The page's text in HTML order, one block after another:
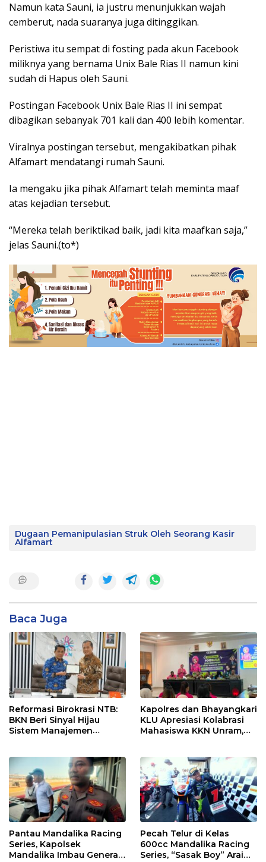
Namun kata Sauni, ia justru menunjukkan wajah
cemberut, nada suaranya juga ditinggikan.
Peristiwa itu sempat di fosting pada akun Facebook
miliknya yang bernama Unix Bale Rias II namun kini
sudah di Hapus oleh Sauni.
Postingan Facebook Unix Bale Rias II ini sempat
dibagikan sebanyak 701 kali dan 400 lebih komentar.
Viralnya postingan tersebut, mengakibatkan pihak
Alfamart mendatangi rumah Sauni.
Ia mengaku jika pihak Alfamart telah meminta maaf
atas kejadian tersebut.
“Mereka telah beriktikad baik, jadi kita maafkan saja,”
jelas Sauni.(to*)
Dugaan Pemanipulasian Struk Oleh Seorang Kasir
Alfamart
Baca Juga
Reformasi Birokrasi NTB:
BKN Beri Sinyal Hijau
Sistem Manajemen
Kapolres dan Bhayangkari
KLU Apresiasi Kolabrasi
Mahasiswa KKN Unram,
Pantau Mandalika Racing
Series, Kapolsek
Mandalika Imbau Generasi
Pecah Telur di Kelas
600cc Mandalika Racing
Series, “Sasak Boy” Arai